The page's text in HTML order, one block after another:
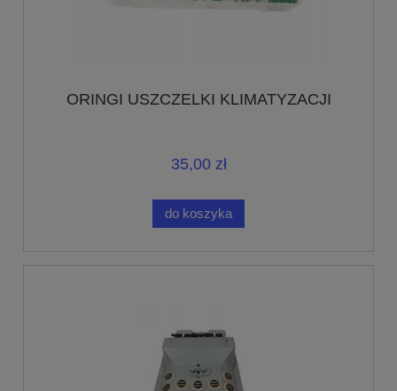
ORINGI USZCZELKI KLIMATYZACJI
35,00 zł
do koszyka